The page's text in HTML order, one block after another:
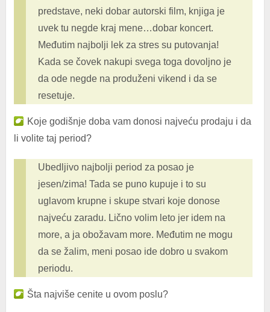
predstave, neki dobar autorski film, knjiga je
uvek tu negde kraj mene…dobar koncert.
Međutim najbolji lek za stres su putovanja!
Kada se čovek nakupi svega toga dovoljno je
da ode negde na produženi vikend i da se
resetuje.
Koje godišnje doba vam donosi najveću prodaju i da
li volite taj period?
Ubedljivo najbolji period za posao je
jesen/zima! Tada se puno kupuje i to su
uglavom krupne i skupe stvari koje donose
najveću zaradu. Lično volim leto jer idem na
more, a ja obožavam more. Međutim ne mogu
da se žalim, meni posao ide dobro u svakom
periodu.
Šta najviše cenite u ovom poslu?